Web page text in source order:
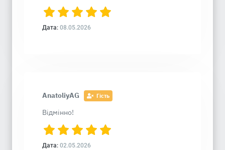
Дата: 08.05.2026
AnatoliyAG Гість
Відмінно!
Дата: 02.05.2026